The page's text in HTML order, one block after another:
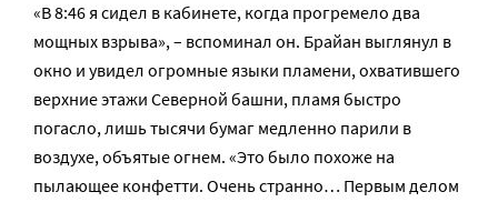
«В 8:46 я сидел в кабинете, когда прогремело два
мощных взрыва», – вспоминал он. Брайан выглянул в
окно и увидел огромные языки пламени, охватившего
верхние этажи Северной башни, пламя быстро
погасло, лишь тысячи бумаг медленно парили в
воздухе, объятые огнем. «Это было похоже на
пылающее конфетти. Очень странно… Первым делом